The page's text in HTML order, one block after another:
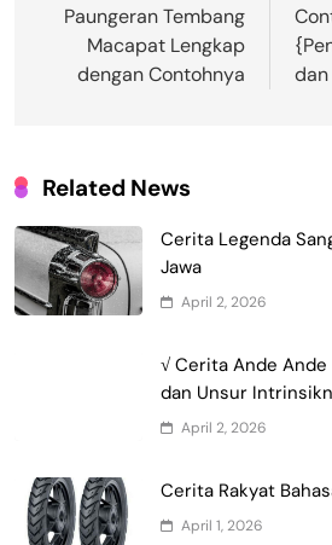
pos
Paungeran Tembang
Macapat Lengkap
dengan Contohnya
dan
Related News
Cerita Legenda
Jawa
April 2, 2026
√ Cerita Ande Ande
dan Unsur
April 2, 2026
Cerita Rakyat
April 1, 2026